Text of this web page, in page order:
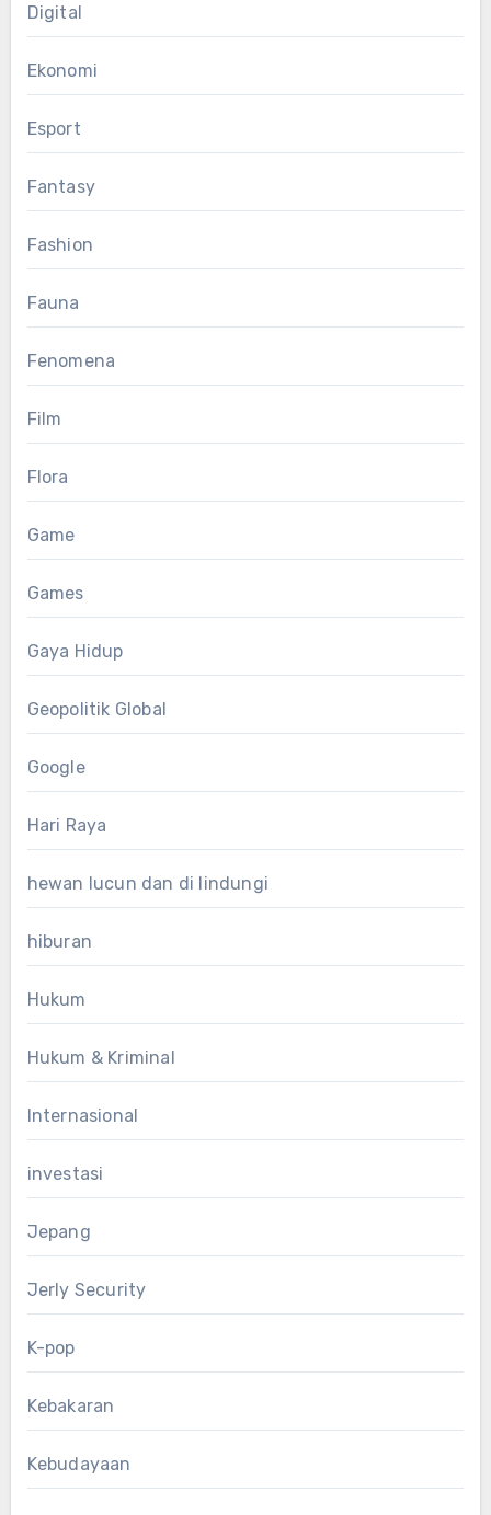
Digital
Ekonomi
Esport
Fantasy
Fashion
Fauna
Fenomena
Film
Flora
Game
Games
Gaya Hidup
Geopolitik Global
Google
Hari Raya
hewan lucun dan di lindungi
hiburan
Hukum
Hukum & Kriminal
Internasional
investasi
Jepang
Jerly Security
K-pop
Kebakaran
Kebudayaan